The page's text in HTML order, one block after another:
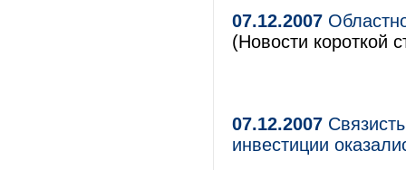
07.12.2007
(Новости короткой
07.12.2007
инвестиции